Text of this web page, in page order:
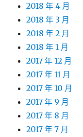
2018 年 4 月
2018 年 3 月
2018 年 2 月
2018 年 1 月
2017 年 12 月
2017 年 11 月
2017 年 10 月
2017 年 9 月
2017 年 8 月
2017 年 7 月